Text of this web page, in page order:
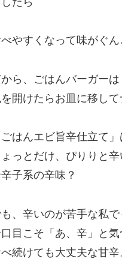
やすくなって味がぐん
ら、ごはんバーガーは
開けたらお皿に移して
ごはんエビ旨辛仕立て」
っとだけ、ぴりりと辛
子系の辛味？
、辛いのが苦手な私で
目こそ「あ、辛」と気
続けても大丈夫な甘辛